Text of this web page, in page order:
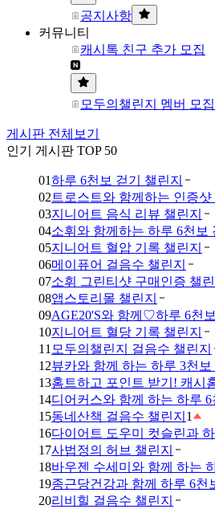
공지사항
커뮤니티
캐시톡 친구 추가 모집
모두의챌린지 멤버 모집
게시판 전체보기
인기 게시판 TOP 50
01하루 6천보 걷기 챌린지
02 트로스트와 함께하는 인증샷
03지니어트 음식 리뷰 챌린지
04소휘와 함께하는 하루 6천보
05지니어트 혈압 기록 챌린지
06메이퓨어 걸음수 챌린지
07소휘 그린티샷 구매인증 챌린
08앱스토리몰 챌린지
09AGE20'S와 함께♡하루 6천
10지니어트 혈당 기록 챌린지
11 모두의챌린지 걸음수 챌린지
12뷰카와 함께 하는 하루 3천
13홈트하고 포인트 받기! 캐시
14디어커스와 함께 하는 하루
15동네산책 걸음수 챌린지 1
16다이어트 도우미 컷슬린과
17사법정의 허브 챌린지
18바우젠 수세미와 함께 하는
19종근당건강과 함께 하루 6천
20리비힐 걸음수 챌린지